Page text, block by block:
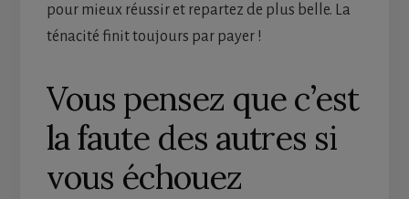
pour mieux réussir et repartez de plus belle. La
ténacité finit toujours par payer !
Vous pensez que c’est
la faute des autres si
vous échouez